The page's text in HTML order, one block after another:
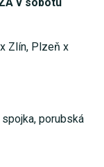
v sobotu
Zlín, Plzeň x
porubská